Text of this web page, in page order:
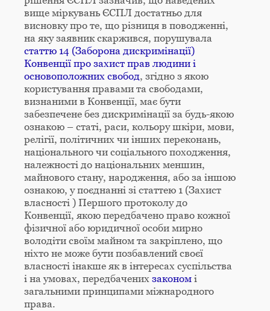
вище міркувань ЄСПЛ достатньо для
висновку про те, що різниця в поводженні,
на яку заявник скаржився, порушувала
статтю 14 (Заборона дискримінації)
Конвенції про захист прав людини і
основоположних свобод, згідно з якою
користування правами та свободами,
визнаними в Конвенції, має бути
забезпечене без дискримінації за будь-якою
ознакою – статі, раси, кольору шкіри, мови,
релігії, політичних чи інших переконань,
національного чи соціального походження,
належності до національних меншин,
майнового стану, народження, або за іншою
ознакою, у поєднанні зі статтею 1 (Захист
власності ) Першого протоколу до
Конвенції, якою передбачено право кожної
фізичної або юридичної особи мирно
володіти своїм майном та закріплено, що
ніхто не може бути позбавлений своєї
власності інакше як в інтересах суспільства
і на умовах, передбачених законом і
загальними принципами міжнародного
права.